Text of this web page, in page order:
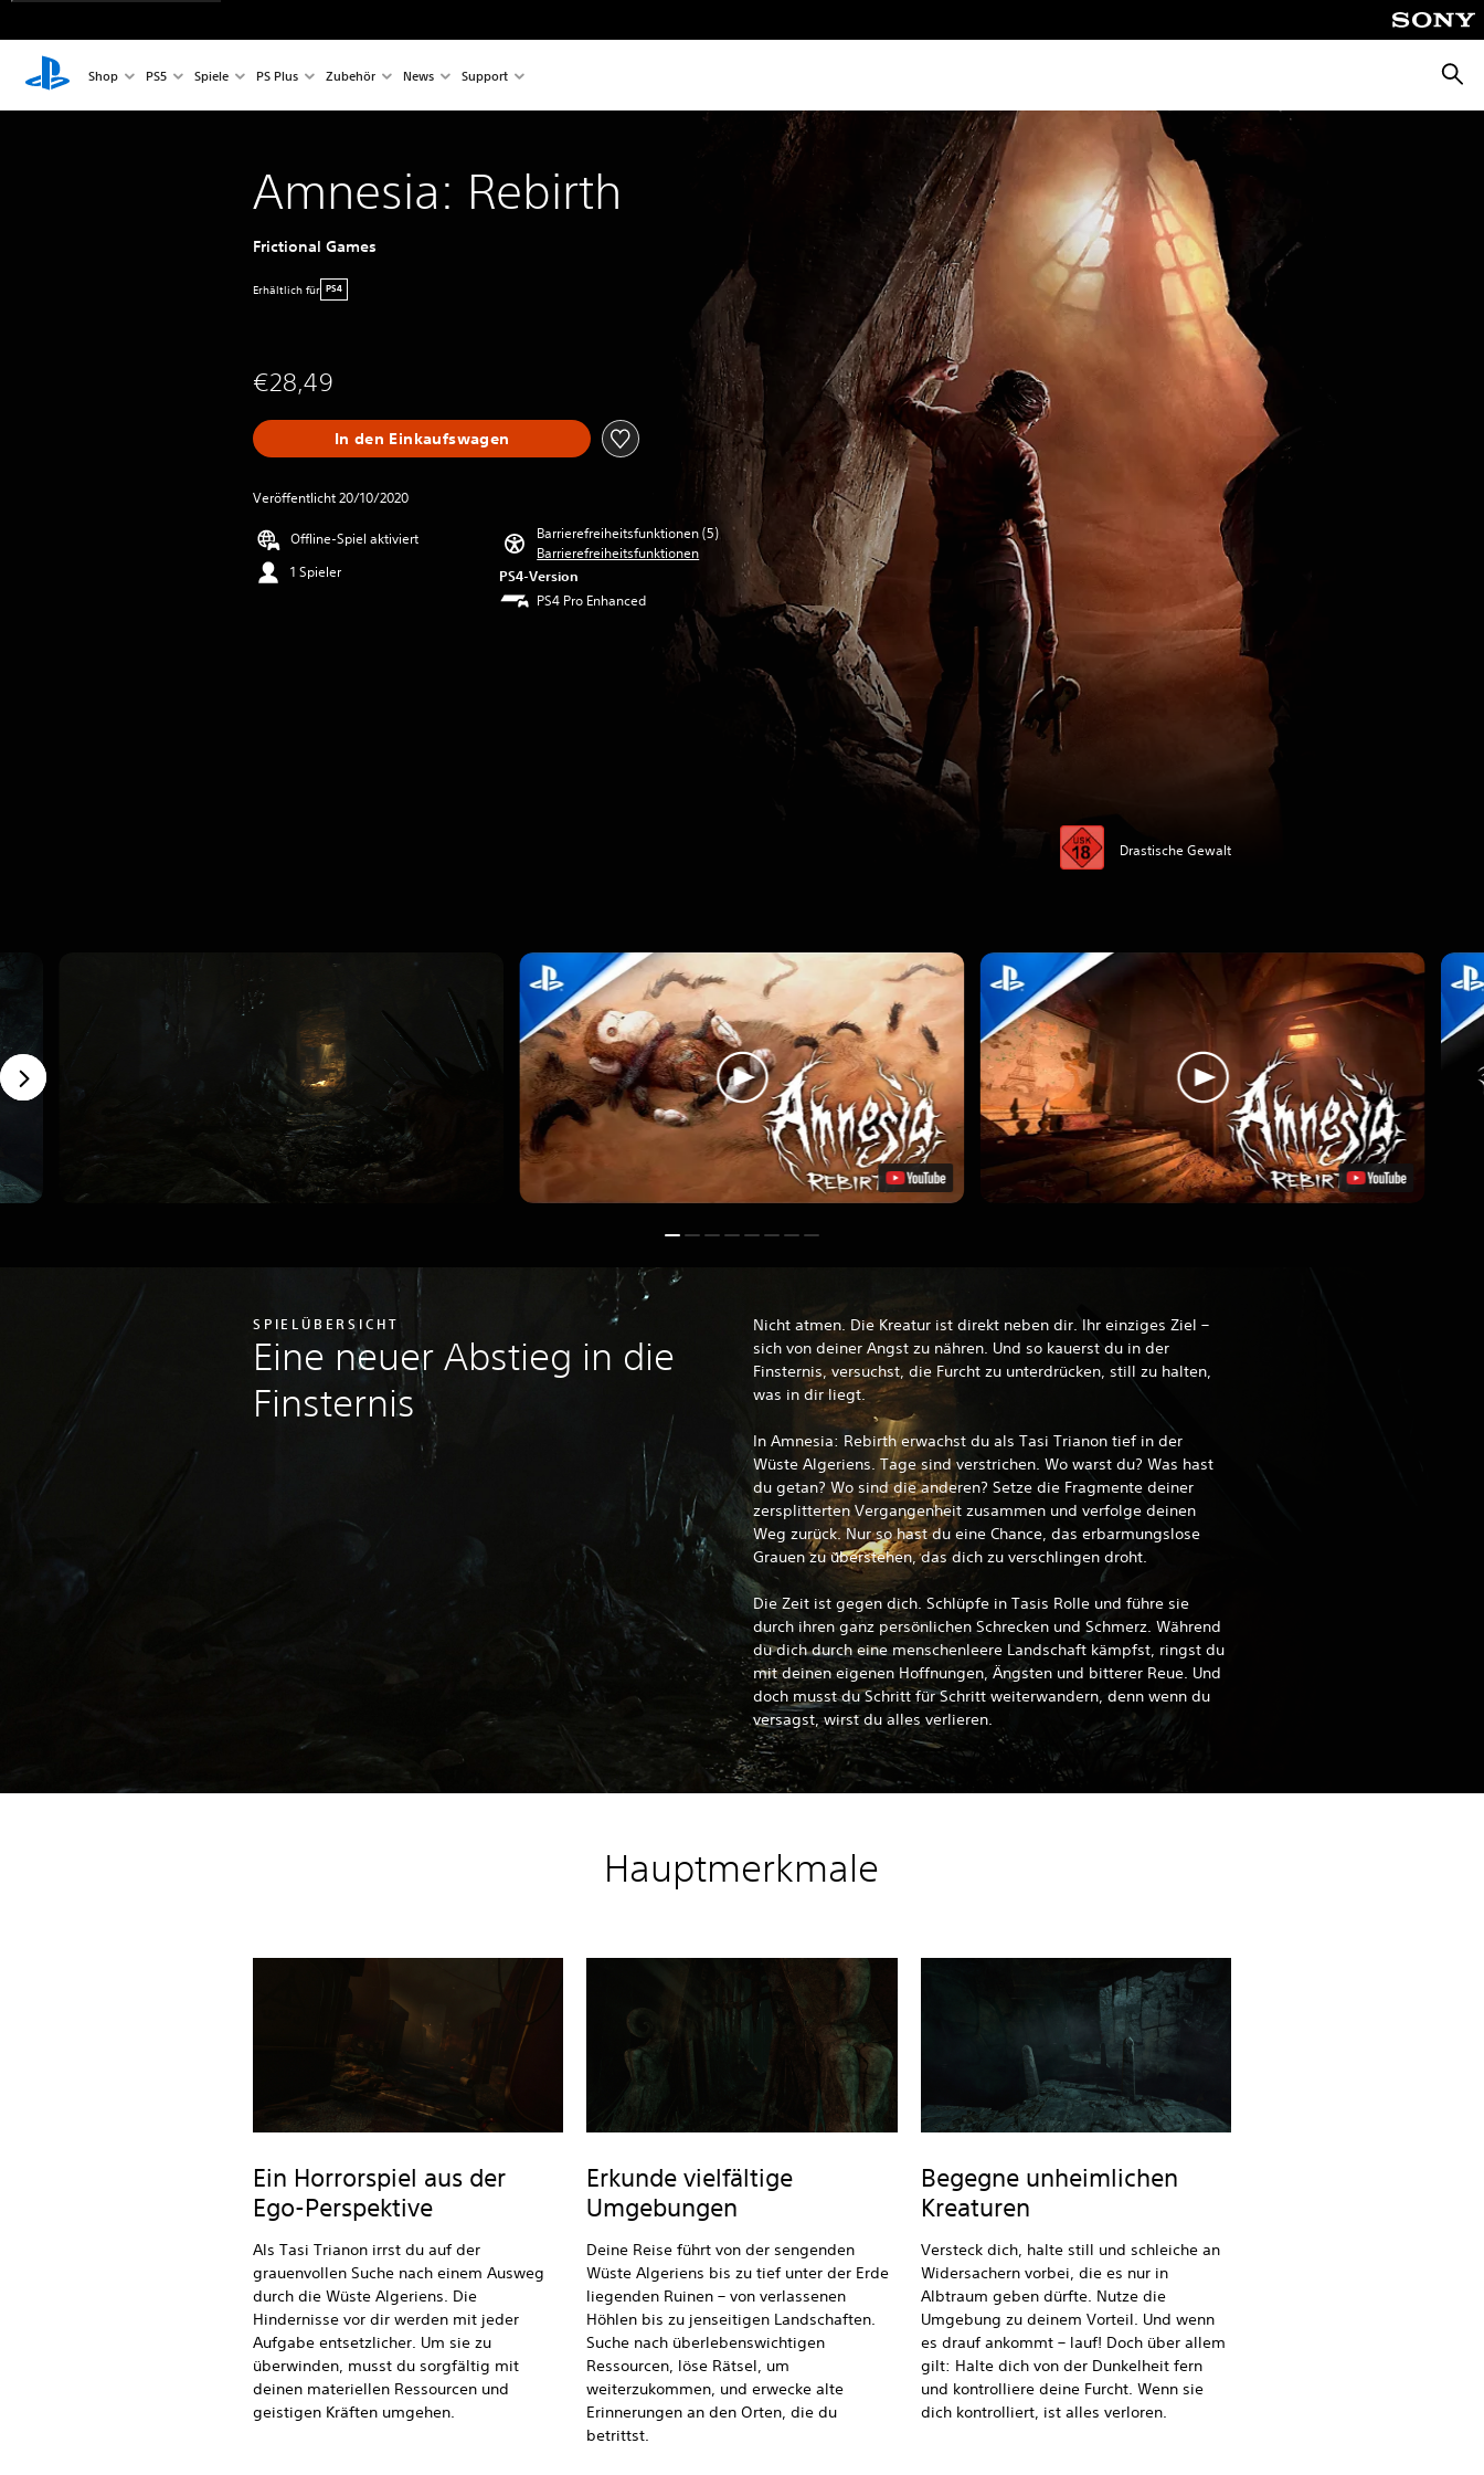
Shop PS5 Spiele PS Plus Zubehör News Support
Amnesia: Rebirth
Frictional Games
Erhältlich für PS4
€28,49
In den Einkaufswagen
Veröffentlicht 20/10/2020
Offline-Spiel aktiviert
1 Spieler
Barrierefreiheitsfunktionen (5)
Barrierefreiheitsfunktionen
PS4-Version
PS4 Pro Enhanced
Drastische Gewalt
SPIELÜBERSICHT
Eine neuer Abstieg in die
Finsternis
Nicht atmen. Die Kreatur ist direkt neben dir. Ihr einziges Ziel –
sich von deiner Angst zu nähren. Und so kauerst du in der
Finsternis, versuchst, die Furcht zu unterdrücken, still zu halten,
was in dir liegt.
In Amnesia: Rebirth erwachst du als Tasi Trianon tief in der
Wüste Algeriens. Tage sind verstrichen. Wo warst du? Was hast
du getan? Wo sind die anderen? Setze die Fragmente deiner
zersplitterten Vergangenheit zusammen und verfolge deinen
Weg zurück. Nur so hast du eine Chance, das erbarmungslose
Grauen zu überstehen, das dich zu verschlingen droht.
Die Zeit ist gegen dich. Schlüpfe in Tasis Rolle und führe sie
durch ihren ganz persönlichen Schrecken und Schmerz. Während
du dich durch eine menschenleere Landschaft kämpfst, ringst du
mit deinen eigenen Hoffnungen, Ängsten und bitterer Reue. Und
doch musst du Schritt für Schritt weiterwandern, denn wenn du
versagst, wirst du alles verlieren.
Hauptmerkmale
Ein Horrorspiel aus der
Ego-Perspektive
Als Tasi Trianon irrst du auf der
grauenvollen Suche nach einem Ausweg
durch die Wüste Algeriens. Die
Hindernisse vor dir werden mit jeder
Aufgabe entsetzlicher. Um sie zu
überwinden, musst du sorgfältig mit
deinen materiellen Ressourcen und
geistigen Kräften umgehen.
Erkunde vielfältige
Umgebungen
Deine Reise führt von der sengenden
Wüste Algeriens bis zu tief unter der Erde
liegenden Ruinen – von verlassenen
Höhlen bis zu jenseitigen Landschaften.
Suche nach überlebenswichtigen
Ressourcen, löse Rätsel, um
weiterzukommen, und erwecke alte
Erinnerungen an den Orten, die du
betrittst.
Begegne unheimlichen
Kreaturen
Versteck dich, halte still und schleiche an
Widersachern vorbei, die es nur in
Albtraum geben dürfte. Nutze die
Umgebung zu deinem Vorteil. Und wenn
es drauf ankommt – lauf! Doch über allem
gilt: Halte dich von der Dunkelheit fern
und kontrolliere deine Furcht. Wenn sie
dich kontrolliert, ist alles verloren.